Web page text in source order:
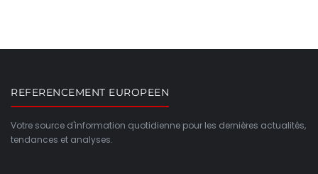
REFERENCEMENT EUROPEEN
Votre source d'information quotidienne pour les dernières actualités,
tendances et analyses.